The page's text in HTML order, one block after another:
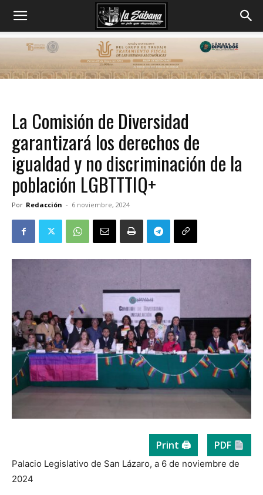
La Comisión de Diversidad
garantizará los derechos de
igualdad y no discriminación de la
población LGBTTTIQ+
Por Redacción - 6 noviembre, 2024
Print 🖨 PDF
Palacio Legislativo de San Lázaro, a 6 de noviembre de
2024